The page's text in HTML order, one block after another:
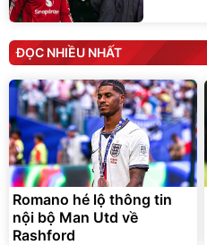
ĐỌC NHIỀU NHẤT
Romano hé lộ thông tin
nội bộ Man Utd về
Rashford